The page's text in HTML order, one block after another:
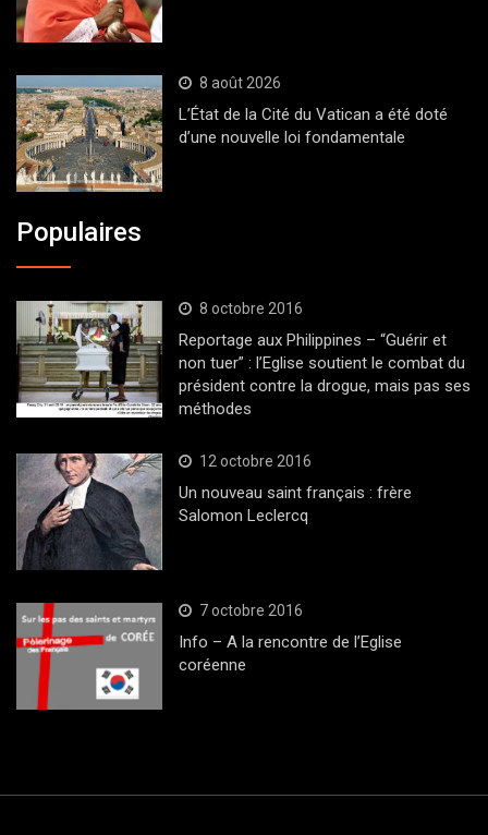
8 août 2026
L’État de la Cité du Vatican a été doté
d’une nouvelle loi fondamentale
Populaires
8 octobre 2016
Reportage aux Philippines – “Guérir et
non tuer” : l’Eglise soutient le combat du
président contre la drogue, mais pas ses
méthodes
12 octobre 2016
Un nouveau saint français : frère
Salomon Leclercq
7 octobre 2016
Info – A la rencontre de l’Eglise
coréenne